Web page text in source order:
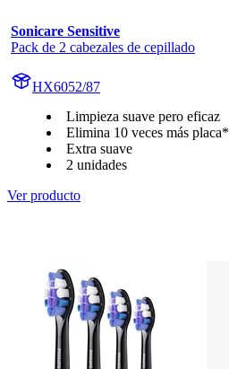
Sonicare Sensitive
Pack de 2 cabezales de cepillado
HX6052/87
Limpieza suave pero eficaz
Elimina 10 veces más placa*
Extra suave
2 unidades
Ver producto